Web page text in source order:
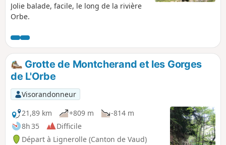
Jolie balade, facile, le long de la rivière
Orbe.
Grotte de Montcherand et les Gorges
de L'Orbe
Visorandonneur
21,89 km
+809 m
-814 m
8h 35
Difficile
Départ à Lignerolle (Canton de Vaud)